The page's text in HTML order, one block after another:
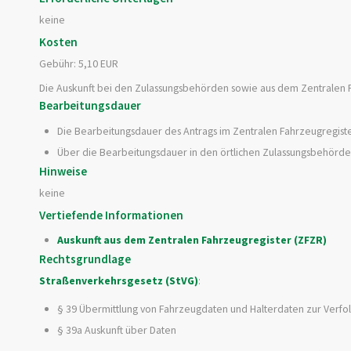
keine
Kosten
Gebühr: 5,10 EUR
Die Auskunft bei den Zulassungsbehörden sowie aus dem
Bearbeitungsdauer
Die Bearbeitungsdauer des Antrags im Zentralen
Über die Bearbeitungsdauer in den örtlichen
Hinweise
keine
Vertiefende Informationen
Auskunft aus dem Zentralen Fahrzeugregister (ZFZR)
Rechtsgrundlage
Straßenverkehrsgesetz (StVG):
§ 39 Übermittlung von Fahrzeugdaten und Halterdaten zur
§ 39a Auskunft über Daten